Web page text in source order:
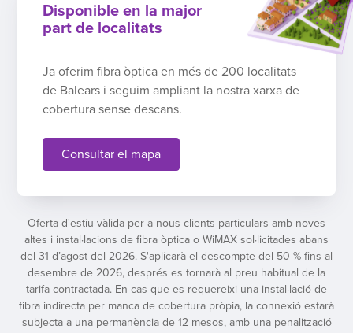
Disponible en la major
part de localitats
Ja oferim fibra òptica en més de 200 localitats
de Balears i seguim ampliant la nostra xarxa de
cobertura sense descans.
Consultar el mapa
Oferta d'estiu vàlida per a nous clients particulars amb noves
altes i instal·lacions de fibra òptica o WiMAX sol·licitades abans
del 31 d’agost del 2026. S'aplicarà el descompte del 50 % fins al
desembre de 2026, després es tornarà al preu habitual de la
tarifa contractada. En cas que es requereixi una instal·lació de
fibra indirecta per manca de cobertura pròpia, la connexió estarà
subjecta a una permanència de 12 mesos, amb una penalització